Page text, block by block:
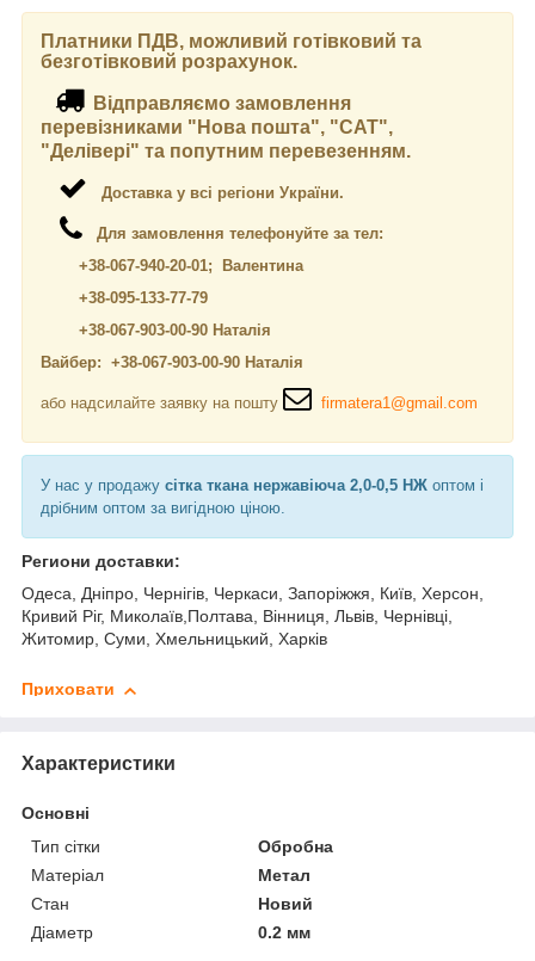
Платники ПДВ, можливий готівковий та
безготівковий розрахунок.
Відправляємо замовлення
перевізниками "Нова пошта", "САТ",
"Делівері" та попутним перевезенням.
Доставка у всі регіони України.
Для замовлення телефонуйте за тел:
+38-067-940-20-01; Валентина
+38-095-133-77-79
+38-067-903-00-90 Наталія
Вайбер: +38-067-903-00-90 Наталія
або надсилайте заявку на пошту firmatera1@gmail.com
У нас у продажу сітка ткана нержавіюча 2,0-0,5 НЖ оптом і
дрібним оптом за вигідною ціною.
Региони доставки:
Одеса, Дніпро, Чернігів, Черкаси, Запоріжжя, Київ, Херсон,
Кривий Ріг, Миколаїв,Полтава, Вінниця, Львів, Чернівці,
Житомир, Суми, Хмельницький, Харків
Приховати
Характеристики
Основні
Тип сітки
Обробна
Матеріал
Метал
Стан
Новий
Діаметр
0.2 мм